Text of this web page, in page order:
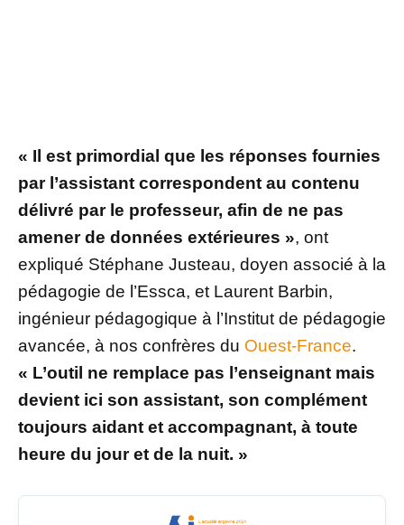
« Il est primordial que les réponses fournies
par l’assistant correspondent au contenu
délivré par le professeur, afin de ne pas
amener de données extérieures », ont
expliqué Stéphane Justeau, doyen associé à la
pédagogie de l’Essca, et Laurent Barbin,
ingénieur pédagogique à l’Institut de pédagogie
avancée, à nos confrères du Ouest-France.
« L’outil ne remplace pas l’enseignant mais
devient ici son assistant, son complément
toujours aidant et accompagnant, à toute
heure du jour et de la nuit. »